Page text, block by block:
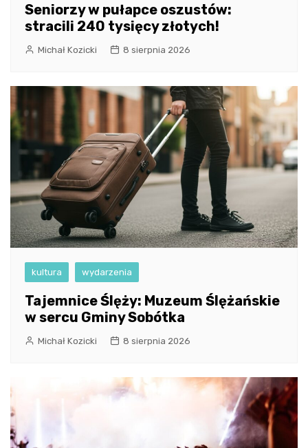
Seniorzy w pułapce oszustów:
stracili 240 tysięcy złotych!
Michał Kozicki 8 sierpnia 2026
kultura wydarzenia
Tajemnice Ślęży: Muzeum Ślężańskie
w sercu Gminy Sobótka
Michał Kozicki 8 sierpnia 2026